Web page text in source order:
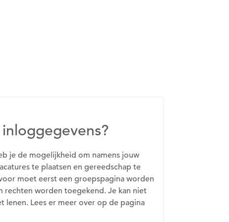
je de mogelijkheid om namens jouw
te plaatsen en gereedschap te
moet eerst een groepspagina worden
rechten worden toegekend. Je kan niet
lenen. Lees er meer over op de pagina